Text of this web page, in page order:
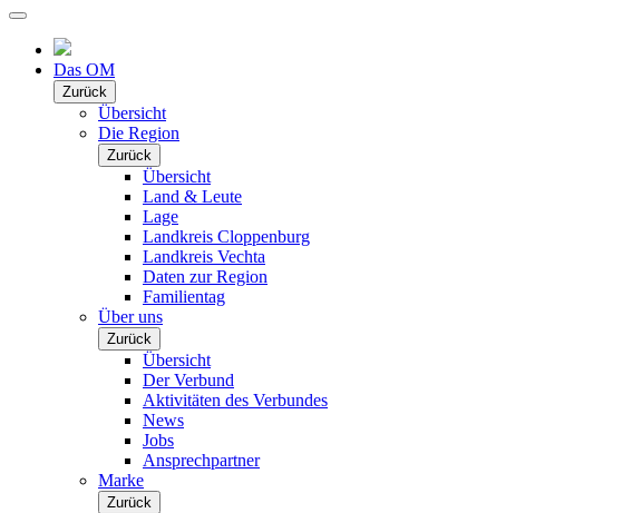
Das OM
Zurück
Übersicht
Die Region
Zurück
Übersicht
Land & Leute
Lage
Landkreis Cloppenburg
Landkreis Vechta
Daten zur Region
Familientag
Über uns
Zurück
Übersicht
Der Verbund
Aktivitäten des Verbundes
News
Jobs
Ansprechpartner
Marke
Zurück